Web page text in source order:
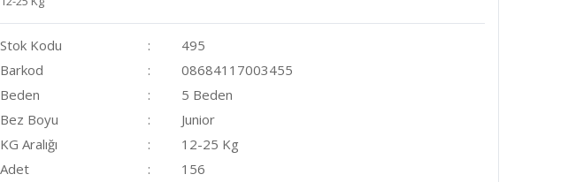
Stok Kodu
495
Barkod
08684117003455
Beden
5 Beden
Bez Boyu
Junior
KG Aralığı
12-25 Kg
Adet
156